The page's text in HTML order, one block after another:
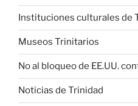
Instituciones culturales de
Museos Trinitarios
No al bloqueo de EE.UU.
Noticias de Trinidad